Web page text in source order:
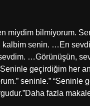
miydim bilmiyorum.
kalbim senin. …En
…Görünüşün,
geçirdiğim her
seninle.”
fazla